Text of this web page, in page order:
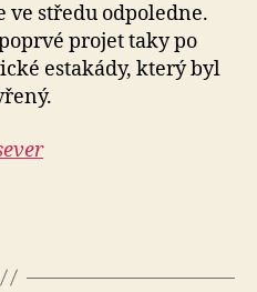
ve středu odpoledne.
projet taky po
estakády, který byl